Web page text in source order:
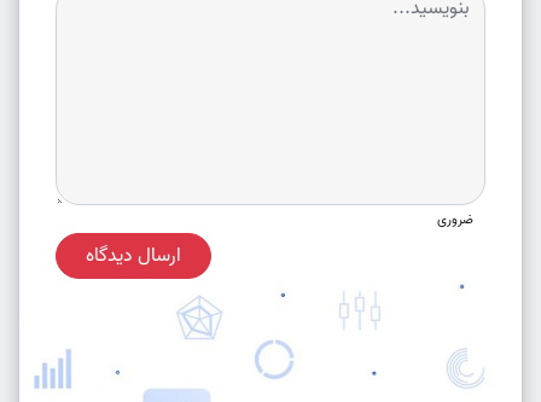
ضروری
ارسال دیدگاه